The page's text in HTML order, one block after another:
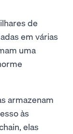
de
em várias
uma
armazenam
às
elas